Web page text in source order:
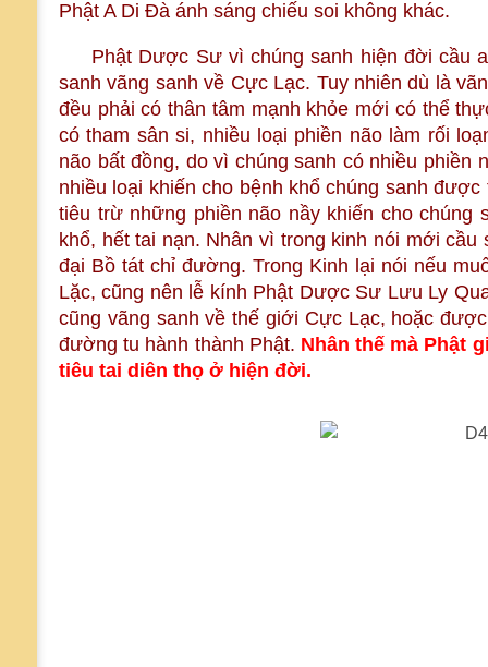
Phật A Di Đà ánh sáng chiếu soi không khác.
Phật Dược Sư vì chúng sanh hiện đời cầu
sanh vãng sanh về Cực Lạc. Tuy nhiên dù là
đều phải có thân tâm mạnh khỏe mới có thể
có tham sân si, nhiều loại phiền não làm rối
não bất đồng, do vì chúng sanh có nhiều phiền
nhiều loại khiến cho bệnh khổ chúng sanh
tiêu trừ những phiền não nầy khiến cho chúng
khổ, hết tai nạn. Nhân vì trong kinh nói mới
đại Bồ tát chỉ đường. Trong Kinh lại nói nếu
Lặc, cũng nên lễ kính Phật Dược Sư Lưu Ly
cũng vãng sanh về thế giới Cực Lạc, hoặc
đường tu hành thành Phật. Nhân thế mà Phật
tiêu tai diên thọ ở hiện đời.